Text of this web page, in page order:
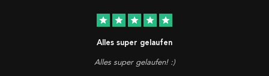
star star star star star
Alles super gelaufen
Alles super gelaufen! :)